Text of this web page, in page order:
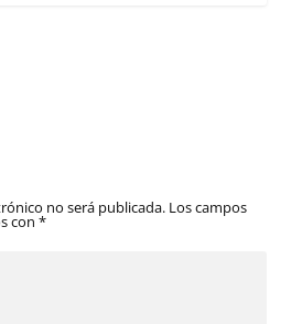
no será publicada. Los campos
con*